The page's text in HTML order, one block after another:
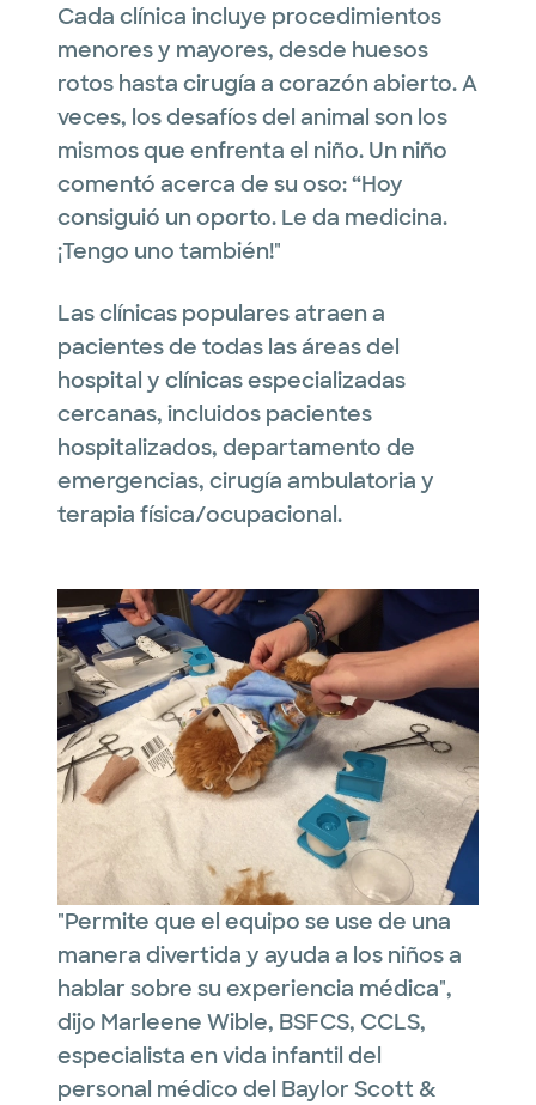
Cada clínica incluye procedimientos
menores y mayores, desde huesos
rotos hasta cirugía a corazón abierto. A
veces, los desafíos del animal son los
mismos que enfrenta el niño. Un niño
comentó acerca de su oso: “Hoy
consiguió un oporto. Le da medicina.
¡Tengo uno también!"
Las clínicas populares atraen a
pacientes de todas las áreas del
hospital y clínicas especializadas
cercanas, incluidos pacientes
hospitalizados, departamento de
emergencias, cirugía ambulatoria y
terapia física/ocupacional.
"Permite que el equipo se use de una
manera divertida y ayuda a los niños a
hablar sobre su experiencia médica",
dijo Marleene Wible, BSFCS, CCLS,
especialista en vida infantil del
personal médico del Baylor Scott &